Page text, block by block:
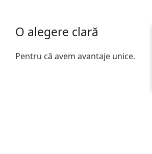
O alegere clară
Pentru că avem avantaje unice.